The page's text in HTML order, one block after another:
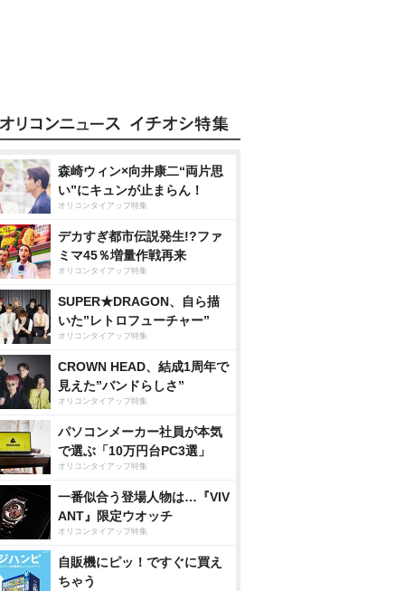
森崎ウィン×向井康二“両片思
い”にキュンが止まらん！
オリコンタイアップ特集
デカすぎ都市伝説発生!?ファ
ミマ45％増量作戦再来
オリコンタイアップ特集
SUPER★DRAGON、自ら描
いた”レトロフューチャー”
オリコンタイアップ特集
CROWN HEAD、結成1周年で
見えた”バンドらしさ”
オリコンタイアップ特集
パソコンメーカー社員が本気
で選ぶ「10万円台PC3選」
オリコンタイアップ特集
一番似合う登場人物は…『VIV
ANT』限定ウオッチ
オリコンタイアップ特集
自販機にピッ！ですぐに買え
ちゃう